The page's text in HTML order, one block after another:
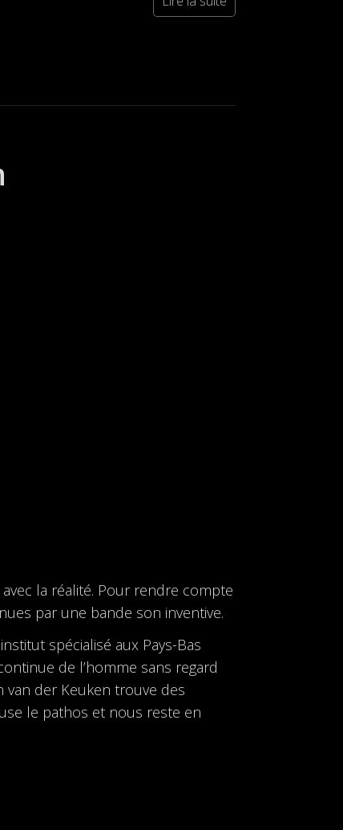
la réalité. Pour rendre compte
par une bande son inventive.
spécialisé aux Pays-Bas
de l’homme sans regard
van der Keuken trouve des
le pathos et nous reste en